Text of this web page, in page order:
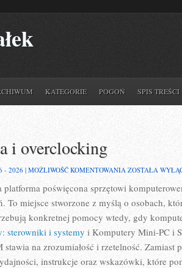
KATEGORIE POGOŃ SPIS TREŚCI
i overclocking
- 2026 | MOŻLIWOŚĆ KOMENTOWANIA OPTYMALIZACJA
OVERCLOCKING
ZOSTAŁA
platforma poświęcona sprzętowi
To miejsce stworzone z myślą o osobach,
konkretnej pomocy wtedy, gdy
sterowniki i systemy i Komputery Mini-PC i
na zrozumiałość i rzetelność. Zamiast
instrukcje oraz wskazówki, które